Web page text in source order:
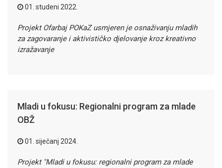
01. studeni 2022.
Projekt Ofarbaj POKaZ usmjeren je osnaživanju mladih
za zagovaranje i aktivističko djelovanje kroz kreativno
izražavanje
Mladi u fokusu: Regionalni program za mlade
OBŽ
01. siječanj 2024.
Projekt "Mladi u fokusu: regionalni program za mlade